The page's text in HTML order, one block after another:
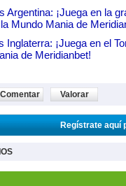
Argentina: ¡Juega en la
Mundo Mania de
Inglaterra: ¡Juega en el
de Meridianbet!
Comentar Valorar
Regístrate aquí